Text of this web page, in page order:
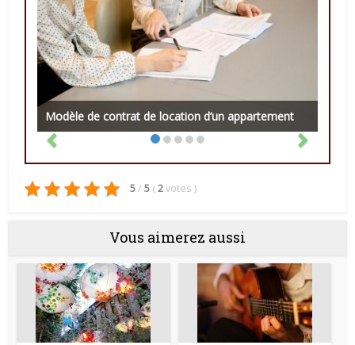
Modèle de contrat de location d’un appartement
5/ 5 (2votes )
Vous aimerez aussi